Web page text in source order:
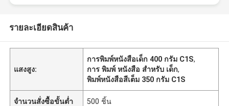
รายละเอียดสินค้า
แสงสูง:
การพิมพ์หนังสือเด็ก 400 กรัม C1S,
การ พิมพ์ หนังสือ สําหรับ เด็ก,
พิมพ์หนังสือสีเต็ม 350 กรัม C1S
จำนวนสั่งซื้อขั้นต่ำ 500 ชิ้น